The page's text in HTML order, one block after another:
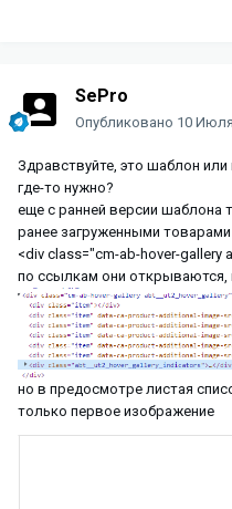
SePro
Опубликовано 10
Здравствуйте, это шаблон
где-то нужно?
еще с ранней версии шаблона
ранее загруженными товарами
<div class="cm-ab-hover-gallery
по ссылкам они открываются,
но в предосмотре листая
только первое изображение